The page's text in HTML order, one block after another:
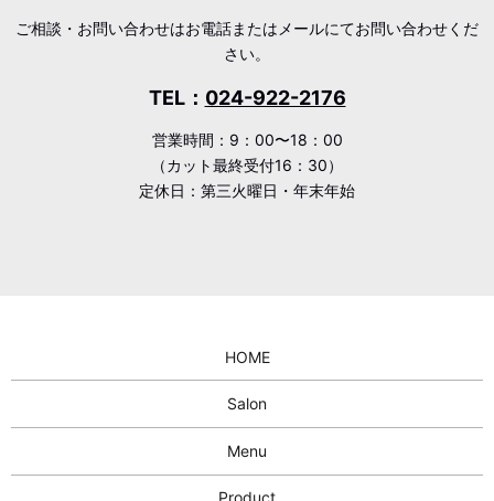
ご相談・お問い合わせはお電話またはメールにてお問い合わせくだ
さい。
TEL： 024-922-2176
営業時間：9：00〜18：00
（カット最終受付16：30）
定休日：第三火曜日・年末年始
HOME
Salon
Menu